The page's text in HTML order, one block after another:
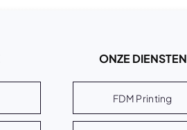
ONZE DIENSTEN
FDM Printing